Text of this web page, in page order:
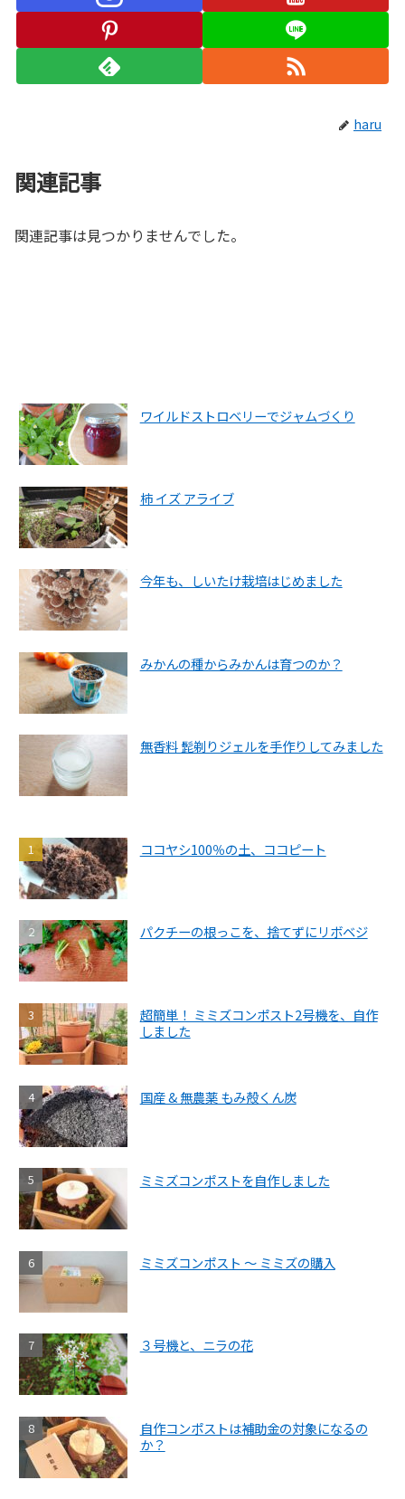
haru
関連記事
関連記事は見つかりませんでした。
ワイルドストロベリーでジャムづくり
柿 イズ アライブ
今年も、しいたけ栽培はじめました
みかんの種からみかんは育つのか？
無香料 髭剃りジェルを手作りしてみました
ココヤシ100％の土、ココピート
パクチーの根っこを、捨てずにリボベジ
超簡単！ ミミズコンポスト2号機を、自作
しました
国産 & 無農薬 もみ殻くん炭
ミミズコンポストを自作しました
ミミズコンポスト ～ ミミズの購入
３号機と、ニラの花
自作コンポストは補助金の対象になるの
か？